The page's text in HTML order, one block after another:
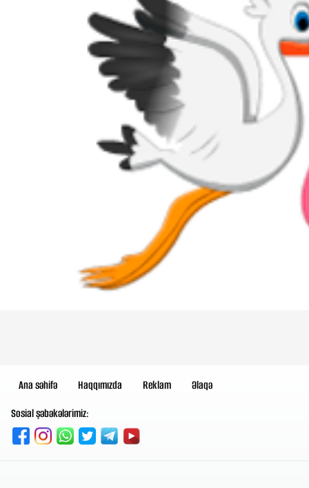
Ana səhifə Haqqımızda Reklam
Əlaqə
Sosial şəbəkələrimiz: